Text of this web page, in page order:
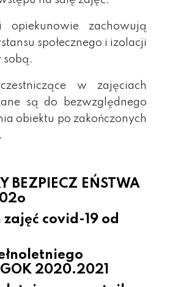
opiekunowie zachowują
społecznego i izolacji
sobą.
w zajęciach
są do bezwzględnego
obiektu po zakończonych
BEZPIECZ EŃSTWA
covid-19 od
2020.2021